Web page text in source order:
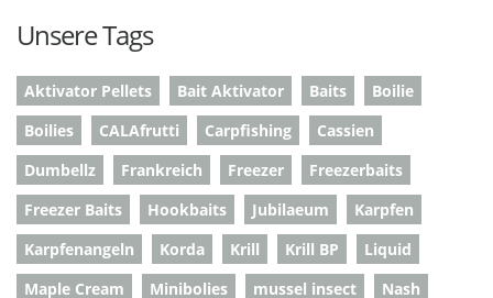
Unsere Tags
Aktivator Pellets Bait Aktivator Baits
Boilie
Boilies
CALAfrutti Carpfishing
Cassien
Dumbellz
Frankreich Freezer
Freezerbaits
Freezer Baits
Hookbaits Jubilaeum
Karpfen
Karpfenangeln
Korda Krill Krill BP
Liquid
Maple Cream
Minibolies mussel insect
Nash